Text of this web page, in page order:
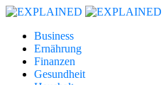
Business
Ernährung
Finanzen
Gesundheit